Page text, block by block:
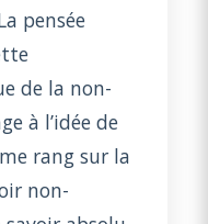
pensée
de la non-
à l’idée de
rang sur la
non-